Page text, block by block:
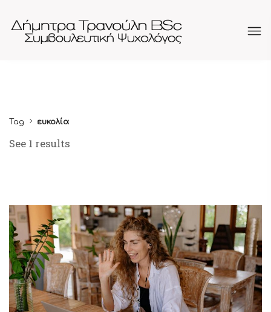
Tag ευκολία
See 1 results